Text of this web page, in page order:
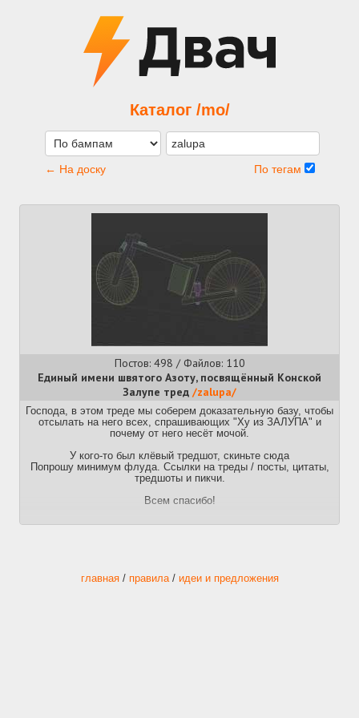
Каталог /mo/
← На доску По тегам
Постов: 498 / Файлов: 110
Единый имени швятого Азоту, посвящённый Конской
Залупе тред /zalupa/
Господа, в этом треде мы соберем доказательную базу, чтобы
отсылать на него всех, спрашивающих "Ху из ЗАЛУПА" и
почему от него несёт мочой.
У кого-то был клёвый тредшот, скиньте сюда
Попрошу минимум флуда. Ссылки на треды / посты, цитаты,
тредшоты и пикчи.
Всем спасибо!
главная/ правила/ идеи и предложения